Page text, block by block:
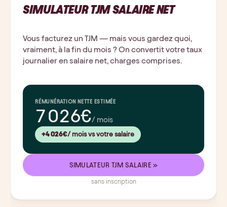
SIMULATEUR TJM SALAIRE NET
Vous facturez un TJM — mais vous gardez quoi,
vraiment, à la fin du mois ? On convertit votre taux
journalier en salaire net, charges comprises.
RÉMUNÉRATION NETTE ESTIMÉE
7 026€/ mois
+4 026€/ mois vs votre salaire
SIMULATEUR TJM SALAIRE »
sans inscription